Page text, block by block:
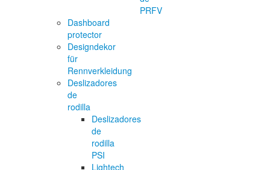
PRFV
Dashboard
protector
Designdekor
für
Rennverkleidung
Deslizadores
de
rodilla
Deslizadores
de
rodilla
PSI
Lightech